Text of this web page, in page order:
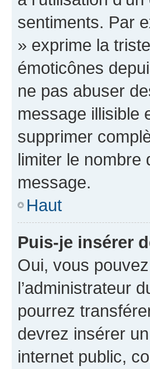
sentiments. Par
» exprime la
émoticônes
ne pas abuser
message illisible
supprimer
limiter le nombre
message.
Haut
Puis-je insérer
Oui, vous
l’administrateur
pourrez
devrez insérer
internet public,